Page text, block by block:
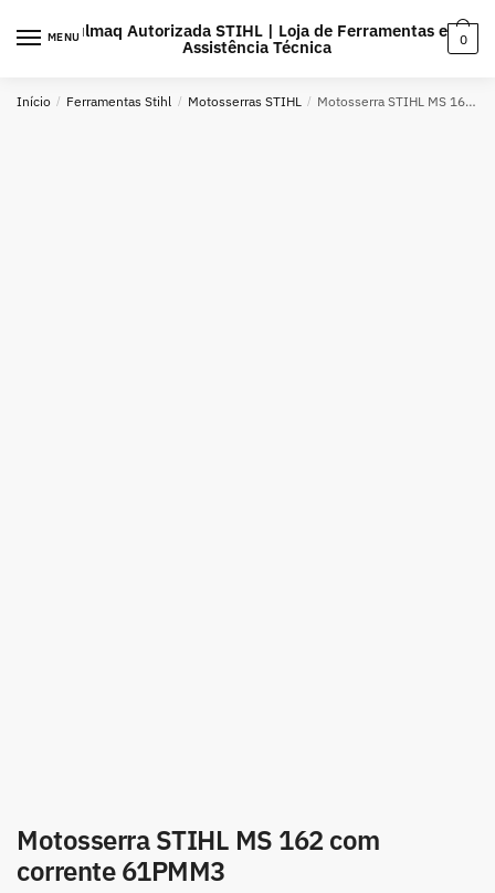
MENU 0
Início / Ferramentas Stihl / Motosserras STIHL / Motosserra STIHL MS 162 com corrente 61PMM3
Motosserra STIHL MS 162 com
corrente 61PMM3